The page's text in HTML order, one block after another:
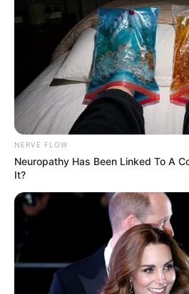
(foto: instagram/
5. Lincahnya jarinya dalam
NERVE FLOW
Neuropathy Has Been Linked To A
It?